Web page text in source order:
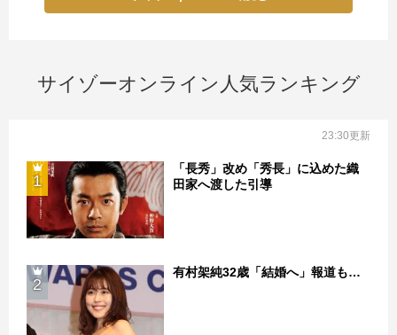
サイゾーオンライン人気ランキング
23:30更新
1
「長秀」改め「秀長」に込めた織
田家へ渡した引導
2
有村架純32歳「結婚へ」報道も…